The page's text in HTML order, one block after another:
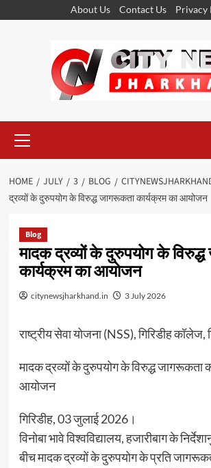
About Us Contact Us Privacy
Menu
HOME JULY 3 BLOG
द्रव्यों के दुरुपयोग के विरुद्ध जागरूकता कार्यक्रम का आयोजन
Blog
मादक द्रव्यों के दुरुपयोग के
कार्यक्रम का आयोजन
citynewsjharkhand.in 3 July 2026
राष्ट्रीय सेवा योजना (NSS), गिरिडीह कॉलेज,
मादक द्रव्यों के दुरुपयोग के विरुद्ध जागरूकता
आयोजन
गिरिडीह, 03 जुलाई 2026।
विनोबा भावे विश्वविद्यालय, हजारीबाग के
बीच मादक द्रव्यों के दुरुपयोग के प्रति